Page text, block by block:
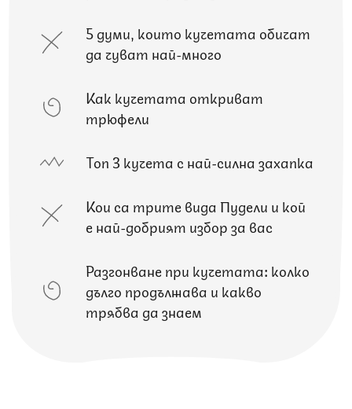
5 думи, които кучетата обичат
да чуват най-много
Как кучетата откриват
трюфели
Топ 3 кучета с най-силна захапка
Кои са трите вида Пудели и кой
е най-добрият избор за вас
Разгонване при кучетата: колко
дълго продължава и какво
трябва да знаем